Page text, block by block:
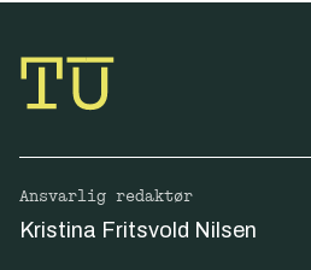
Ansvarlig redaktør
Kristina Fritsvold Nilsen